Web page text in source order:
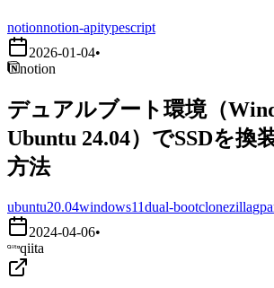
notionnotion-apitypescript
2026-01-04•
notion
デュアルブート環境（
Ubuntu 24.04）でSSDを換
方法
ubuntu20.04windows11dual-bootclonezilla
2024-04-06•
qiita